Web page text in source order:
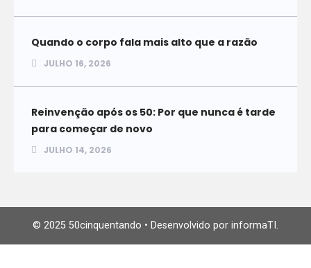
Quando o corpo fala mais alto que a razão
JULHO 16, 2026
Reinvenção após os 50: Por que nunca é tarde
para começar de novo
JULHO 14, 2026
© 2025 50cinquentando • Desenvolvido por informaTI.